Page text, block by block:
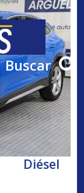
Buscar
Diésel